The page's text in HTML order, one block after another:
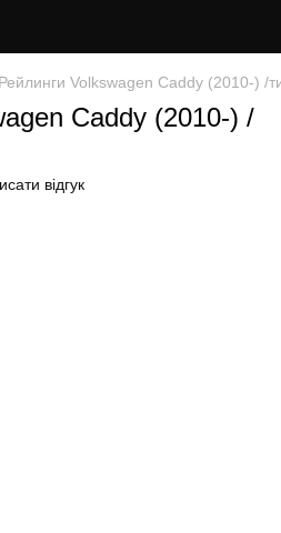
Рейлинги Volkswagen Caddy (2010-) /
Caddy (2010-) /
відгук